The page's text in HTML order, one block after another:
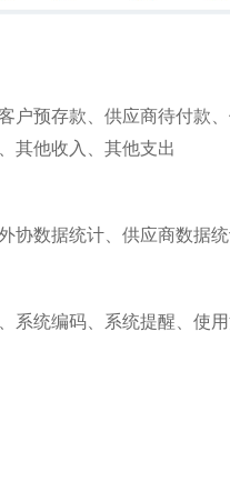
户预存款、供应商待付款
其他收入、其他支出
协数据统计、供应商数据
系统编码、系统提醒、使